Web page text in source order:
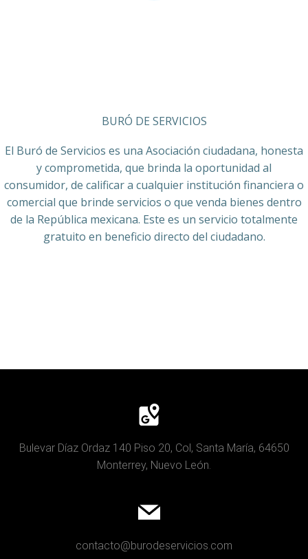
BURÓ DE SERVICIOS
El Buró de Servicios es una Asociación ciudadana, honesta
y comprometida, que brinda la oportunidad al
consumidor, de calificar a cualquier institución financiera o
comercial que brinde servicios o que venda bienes dentro
de la República mexicana. Este es un servicio totalmente
gratuito en beneficio directo del ciudadano.
Bulevar Díaz Ordaz 140 Piso 20, Col, Santa María, 64650
Monterrey, Nuevo León.
contacto@burodeservicios.com